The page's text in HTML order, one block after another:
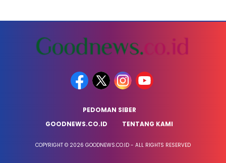
PEDOMAN SIBER
GOODNEWS.CO.ID
TENTANG KAMI
COPYRIGHT © 2026 GOODNEWS.CO.ID - ALL RIGHTS RESERVED